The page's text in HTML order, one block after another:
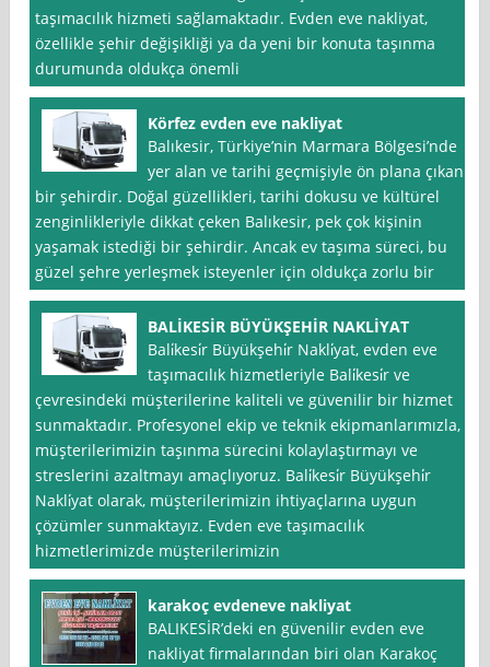
taşımacılık hizmeti sağlamaktadır. Evden eve nakliyat,
özellikle şehir değişikliği ya da yeni bir konuta taşınma
durumunda oldukça önemli
Körfez evden eve nakliyat
Balıkesir, Türkiye’nin Marmara Bölgesi’nde
yer alan ve tarihi geçmişiyle ön plana çıkan
bir şehirdir. Doğal güzellikleri, tarihi dokusu ve kültürel
zenginlikleriyle dikkat çeken Balıkesir, pek çok kişinin
yaşamak istediği bir şehirdir. Ancak ev taşıma süreci, bu
güzel şehre yerleşmek isteyenler için oldukça zorlu bir
BALİKESİR BÜYÜKŞEHİR NAKLİYAT
Bali̇kesi̇r Büyükşehi̇r Nakli̇yat, evden eve
taşımacılık hizmetleriyle Bali̇kesi̇r ve
çevresindeki müşterilerine kaliteli ve güvenilir bir hizmet
sunmaktadır. Profesyonel ekip ve teknik ekipmanlarımızla,
müşterilerimizin taşınma sürecini kolaylaştırmayı ve
streslerini azaltmayı amaçlıyoruz. Bali̇kesi̇r Büyükşehi̇r
Nakli̇yat olarak, müşterilerimizin ihtiyaçlarına uygun
çözümler sunmaktayız. Evden eve taşımacılık
hizmetlerimizde müşterilerimizin
karakoç evdeneve nakliyat
BALIKESİR’deki en güvenilir evden eve
nakliyat firmalarından biri olan Karakoç